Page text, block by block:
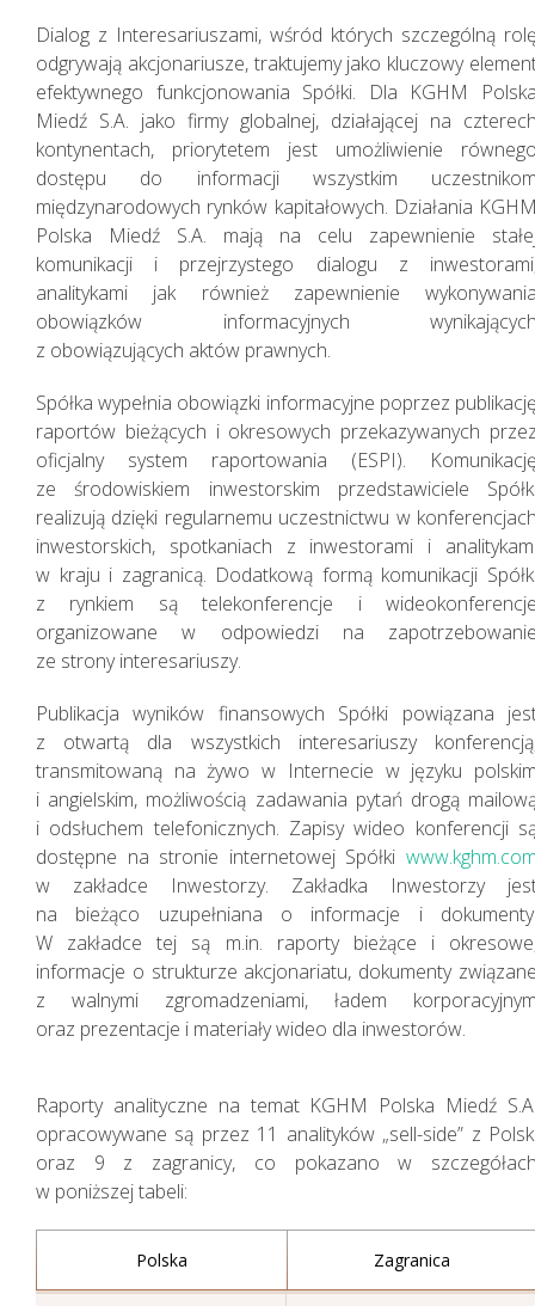
Dialog z Interesariuszami, wśród których szczególną
odgrywają akcjonariusze, traktujemy jako kluczowy
efektywnego funkcjonowania Spółki. Dla KGHM
Miedź S.A. jako firmy globalnej, działającej na
kontynentach, priorytetem jest umożliwienie
dostępu do informacji wszystkim
międzynarodowych rynków kapitałowych. Działania
Polska Miedź S.A. mają na celu zapewnienie
komunikacji i przejrzystego dialogu z
analitykami jak również zapewnienie
obowiązków informacyjnych
z obowiązujących aktów prawnych.
Spółka wypełnia obowiązki informacyjne poprzez
raportów bieżących i okresowych przekazywanych
oficjalny system raportowania (ESPI).
ze środowiskiem inwestorskim przedstawiciele
realizują dzięki regularnemu uczestnictwu w
inwestorskich, spotkaniach z inwestorami i
w kraju i zagranicą. Dodatkową formą komunikacji
z rynkiem są telekonferencje i
organizowane w odpowiedzi na
ze strony interesariuszy.
Publikacja wyników finansowych Spółki powiązana
z otwartą dla wszystkich interesariuszy
transmitowaną na żywo w Internecie w języku
i angielskim, możliwością zadawania pytań drogą
i odsłuchem telefonicznych. Zapisy wideo konferencji
dostępne na stronie internetowej Spółki
w zakładce Inwestorzy. Zakładka Inwestorzy
na bieżąco uzupełniana o informacje i
W zakładce tej są m.in. raporty bieżące i
informacje o strukturze akcjonariatu, dokumenty
z walnymi zgromadzeniami, ładem
oraz prezentacje i materiały wideo dla inwestorów.
Raporty analityczne na temat KGHM Polska Miedź
opracowywane są przez 11 analityków „sell-side” z
oraz 9 z zagranicy, co pokazano w
w poniższej tabeli:
Polska Zagranica